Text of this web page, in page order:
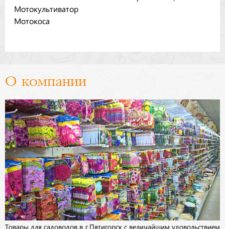
Мотокультиватор
Мотокоса
О компании
Товары для садоводов в г.Пятигорск с величайшим удовольствием